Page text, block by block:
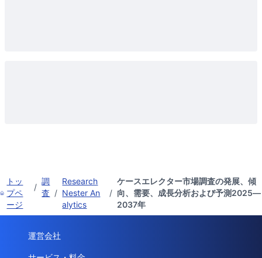
トッ
プペ
ージ
/
調
査 /
Research
Nester An
alytics
/
ケースエレクター市場調査の発展、傾
向、需要、成長分析および予測2025―
2037年
運営会社